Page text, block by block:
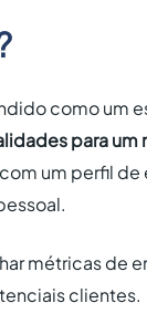
como um
para um
um perfil de
métricas de
clientes.